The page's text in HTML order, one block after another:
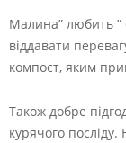
Малина” любить ”
віддавати
компост, яким
Також добре
курячого посліду.